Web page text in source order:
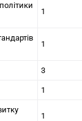
1
1
3
1
1